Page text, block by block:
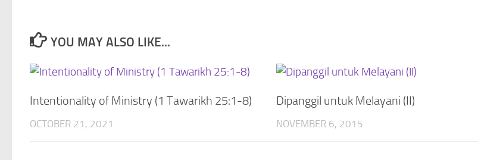
YOU MAY ALSO LIKE...
Intentionality of Ministry (1 Tawarikh 25:1-8)
OCTOBER 21, 2021
Dipanggil untuk Melayani (II)
NOVEMBER 6, 2015